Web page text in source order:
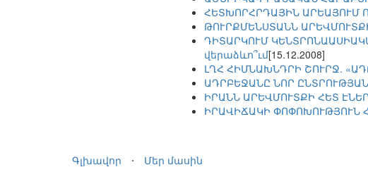
ՀԵՏԽՈՐՀՐԴԱՅԻՆ ԱՐԵԱՅՈՒՄ
ԹՈՒՐՔՄԵՆՍՏԱՆՆ
ԴԻՏԱՐԿՈՒՄ
վերաձևո՞ւմ[15.12.2008]
ԼՂՀ ՀԻՄՆԱԽՆԴՐԻ ՇՈՒՐՋ.
ԱԴՐԲԵՋԱՆԸ ՆՈՐ
ԻՐԱՆՆ ԱՐԵՎՄՈՒՏՔԻ ՀԵՏ
ԻՐԱՎԻՃԱԿԻ ՓՈՓՈԽՈՒԹՅՈՒՆ
Գլխավոր ⋅ Մեր մասին